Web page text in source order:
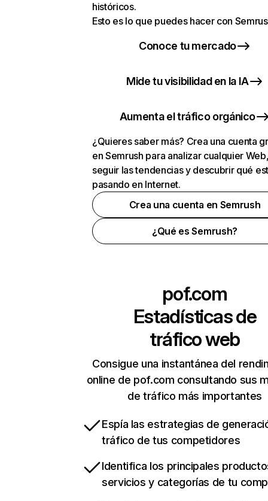
históricos.
Esto es lo que puedes hacer con
Conoce tu mercado
Mide tu visibilidad en la IA
Aumenta el tráfico orgánico
¿Quieres saber más? Crea una cuenta
en Semrush para analizar cualquier
seguir las tendencias y descubrir qué
pasando en Internet.
Crea una cuenta en Semrush
¿Qué es Semrush?
pof.com
Estadísticas de
tráfico web
Consigue una instantánea del
online de pof.com consultando sus
de tráfico más importantes
Espía las estrategias de
tráfico de tus competidores
Identifica los principales
servicios y categorías de tu